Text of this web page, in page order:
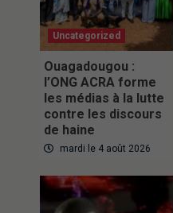
Uncategorized
Ouagadougou :
l’ONG ACRA forme
les médias à la lutte
contre les discours
de haine
mardi le 4 août 2026